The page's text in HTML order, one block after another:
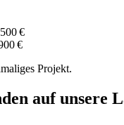
€
€
Projekt.
auf unsere